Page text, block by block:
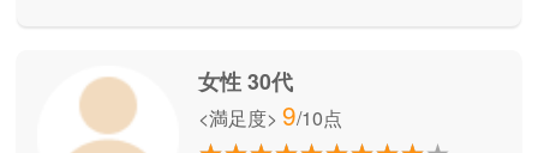
女性 30代
<満足度> 9/10点